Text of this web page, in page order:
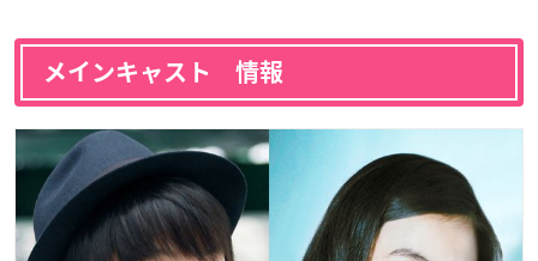
メインキャスト 情報